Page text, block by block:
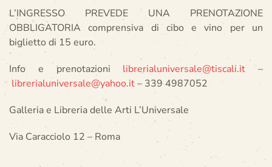
L’INGRESSO PREVEDE UNA PRENOTAZIONE
OBBLIGATORIA comprensiva di cibo e vino per un
biglietto di 15 euro.
Info e prenotazioni librerialuniversale@tiscali.it –
librerialuniversale@yahoo.it– 339 4987052
Galleria e Libreria delle Arti L’Universale
Via Caracciolo 12 – Roma